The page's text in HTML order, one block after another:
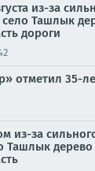
из-за
село Ташлык
дороги
отметил 35-
из-за
Ташлык